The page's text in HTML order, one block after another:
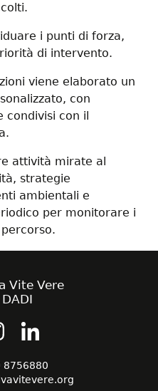
i punti di forza,
di intervento.
viene elaborato un
con
condivisi con il
attività mirate al
strategie
ambientali e
per monitorare i
Vite Vere
8756880